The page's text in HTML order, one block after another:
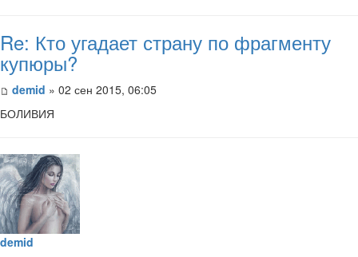
Re: Кто угадает страну по фрагменту
купюры?
demid » 02 сен 2015, 06:05
БОЛИВИЯ
demid